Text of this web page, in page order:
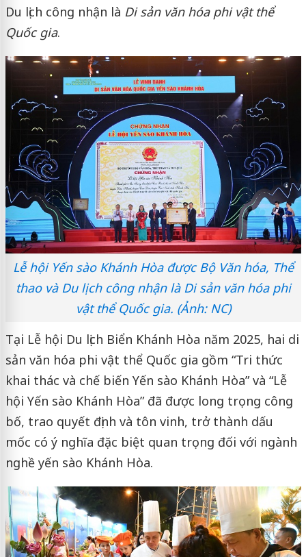
Du lịch công nhận là Di sản văn hóa phi vật thể
Quốc gia.
Lễ hội Yến sào Khánh Hòa được Bộ Văn hóa, Thể
thao và Du lịch công nhận là Di sản văn hóa phi
vật thể Quốc gia. (Ảnh: NC)
Tại Lễ hội Du lịch Biển Khánh Hòa năm 2025, hai di
sản văn hóa phi vật thể Quốc gia gồm “Tri thức
khai thác và chế biến Yến sào Khánh Hòa” và “Lễ
hội Yến sào Khánh Hòa” đã được long trọng công
bố, trao quyết định và tôn vinh, trở thành dấu
mốc có ý nghĩa đặc biệt quan trọng đối với ngành
nghề yến sào Khánh Hòa.